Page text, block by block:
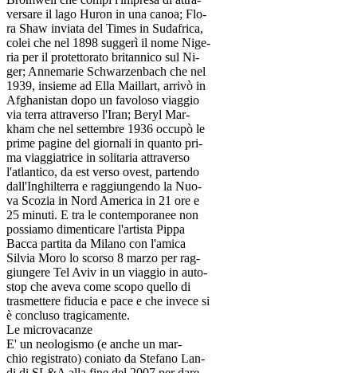
versare il lago Huron in una canoa; Flo-
ra Shaw inviata del Times in Sudafrica,
colei che nel 1898 suggerì il nome Nige-
ria per il protettorato britannico sul Ni-
ger; Annemarie Schwarzenbach che nel
1939, insieme ad Ella Maillart, arrivò in
Afghanistan dopo un favoloso viaggio
via terra attraverso l'Iran; Beryl Mar-
kham che nel settembre 1936 occupò le
prime pagine del giornali in quanto pri-
ma viaggiatrice in solitaria attraverso
l'atlantico, da est verso ovest, partendo
dall'Inghilterra e raggiungendo la Nuo-
va Scozia in Nord America in 21 ore e
25 minuti. E tra le contemporanee non
possiamo dimenticare l'artista Pippa
Bacca partita da Milano con l'amica
Silvia Moro lo scorso 8 marzo per rag-
giungere Tel Aviv in un viaggio in auto-
stop che aveva come scopo quello di
trasmettere fiducia e pace e che invece si
è concluso tragicamente.
Le microvacanze
E' un neologismo (e anche un mar-
chio registrato) coniato da Stefano Lan-